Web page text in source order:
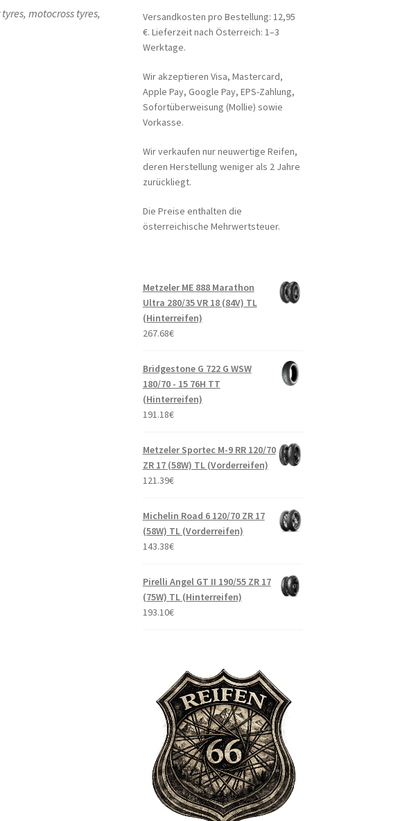
motocross tyres,
Versandkosten pro Bestellung: 12,95
€. Lieferzeit nach Österreich: 1–3
Werktage.
Wir akzeptieren Visa, Mastercard,
Apple Pay, Google Pay, EPS-Zahlung,
Sofortüberweisung (Mollie) sowie
Vorkasse.
Wir verkaufen nur neuwertige Reifen,
deren Herstellung weniger als 2 Jahre
zurückliegt.
Die Preise enthalten die
österreichische Mehrwertsteuer.
Metzeler ME 888 Marathon
Ultra 280/35 VR 18 (84V) TL
(Hinterreifen)
267.68€
Bridgestone G 722 G WSW
180/70 - 15 76H TT
(Hinterreifen)
191.18€
Metzeler Sportec M-9 RR 120/70
ZR 17 (58W) TL (Vorderreifen)
121.39€
Michelin Road 6 120/70 ZR 17
(58W) TL (Vorderreifen)
143.38€
Pirelli Angel GT II 190/55 ZR 17
(75W) TL (Hinterreifen)
193.10€